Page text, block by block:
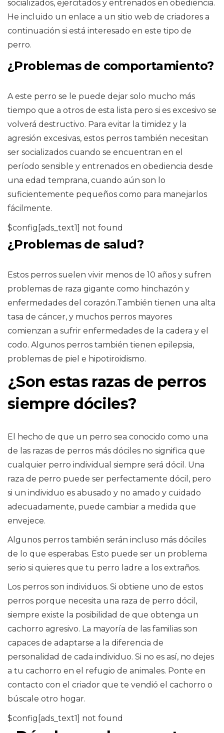
socializados, ejercitados y entrenados en obediencia.
He incluido un enlace a un sitio web de criadores a
continuación si está interesado en este tipo de
perro.
¿Problemas de comportamiento?
A este perro se le puede dejar solo mucho más
tiempo que a otros de esta lista pero si es excesivo se
volverá destructivo. Para evitar la timidez y la
agresión excesivas, estos perros también necesitan
ser socializados cuando se encuentran en el
período sensible y entrenados en obediencia desde
una edad temprana, cuando aún son lo
suficientemente pequeños como para manejarlos
fácilmente.
$config[ads_text1] not found
¿Problemas de salud?
Estos perros suelen vivir menos de 10 años y sufren
problemas de raza gigante como hinchazón y
enfermedades del corazón.También tienen una alta
tasa de cáncer, y muchos perros mayores
comienzan a sufrir enfermedades de la cadera y el
codo. Algunos perros también tienen epilepsia,
problemas de piel e hipotiroidismo.
¿Son estas razas de perros
siempre dóciles?
El hecho de que un perro sea conocido como una
de las razas de perros más dóciles no significa que
cualquier perro individual siempre será dócil. Una
raza de perro puede ser perfectamente dócil, pero
si un individuo es abusado y no amado y cuidado
adecuadamente, puede cambiar a medida que
envejece.
Algunos perros también serán incluso más dóciles
de lo que esperabas. Esto puede ser un problema
serio si quieres que tu perro ladre a los extraños.
Los perros son individuos. Si obtiene uno de estos
perros porque necesita una raza de perro dócil,
siempre existe la posibilidad de que obtenga un
cachorro agresivo. La mayoría de las familias son
capaces de adaptarse a la diferencia de
personalidad de cada individuo. Si no es así, no dejes
a tu cachorro en el refugio de animales. Ponte en
contacto con el criador que te vendió el cachorro o
búscale otro hogar.
$config[ads_text1] not found